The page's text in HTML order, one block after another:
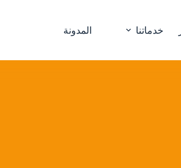
خدماتنا المدونة